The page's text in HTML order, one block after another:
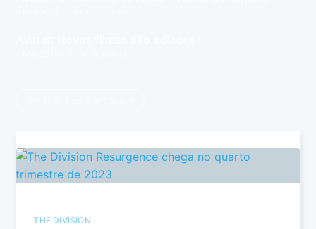
THE DIVISION